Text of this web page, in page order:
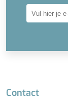
Contact